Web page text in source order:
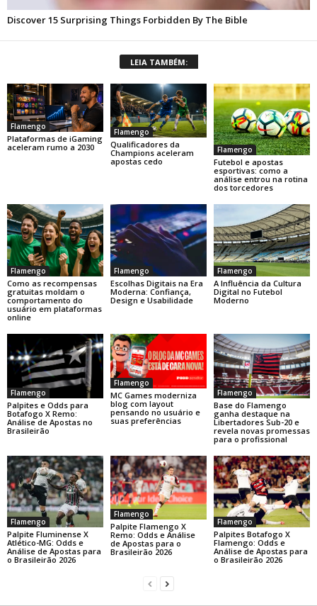
LEIA TAMBÉM:
Flamengo
Plataformas de iGaming
aceleram rumo a 2030
Flamengo
Qualificadores da
Champions aceleram
apostas cedo
Flamengo
Futebol e apostas
esportivas: como a
análise entrou na rotina
dos torcedores
Flamengo
Como as recompensas
gratuitas moldam o
comportamento do
usuário em plataformas
online
Flamengo
Escolhas Digitais na Era
Moderna: Confiança,
Design e Usabilidade
Flamengo
A Influência da Cultura
Digital no Futebol
Moderno
Flamengo
Palpites e Odds para
Botafogo X Remo:
Análise de Apostas no
Brasileirão
Flamengo
MC Games moderniza
blog com layout
pensando no usuário e
suas preferências
Flamengo
Base do Flamengo
ganha destaque na
Libertadores Sub-20 e
revela novas promessas
para o profissional
Flamengo
Palpite Fluminense X
Atlético-MG: Odds e
Análise de Apostas para
o Brasileirão 2026
Flamengo
Palpite Flamengo X
Remo: Odds e Análise
de Apostas para o
Brasileirão 2026
Flamengo
Palpites Botafogo X
Flamengo: Odds e
Análise de Apostas para
o Brasileirão 2026